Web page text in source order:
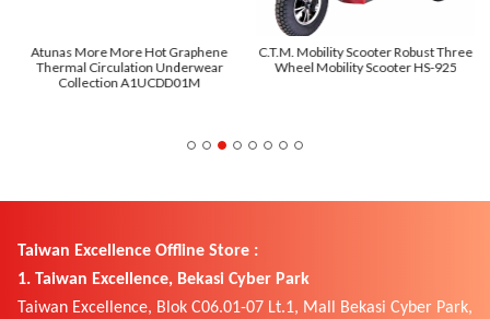
Atunas More More Hot Graphene
Thermal Circulation Underwear
Collection A1UCDD01M
C.T.M. Mobility Scooter Robust Three
Wheel Mobility Scooter HS-925
Taiwan Excellence Offline Store :
1. Taiwan Excellence, Bekasi Cyber Park
Taiwan Excellence, Blok C06.01-07 Lt.1, Mall Bekasi Cyber Park,